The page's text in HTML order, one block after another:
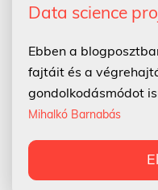
Data science
Ebben a
fajtáit és a
gondolkodásmódot
Mihalkó Barnabás